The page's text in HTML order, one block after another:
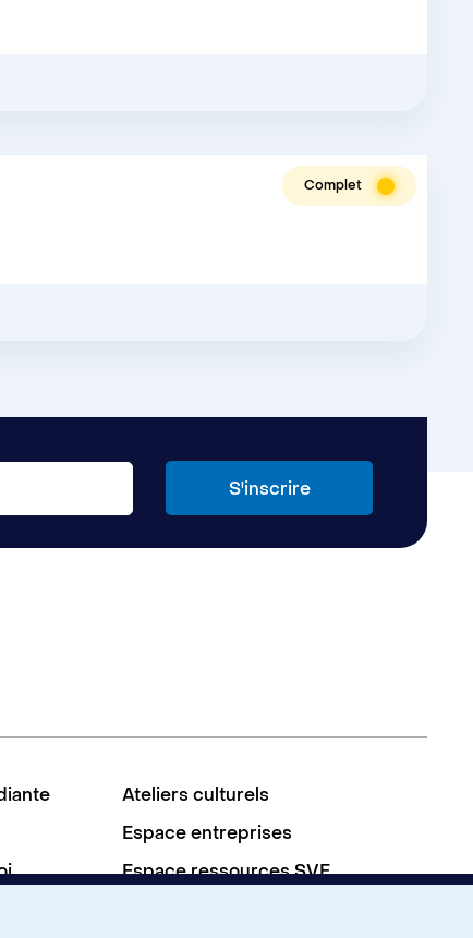
Complet
Ateliers culturels
Espace entreprises
Espace ressources SVE